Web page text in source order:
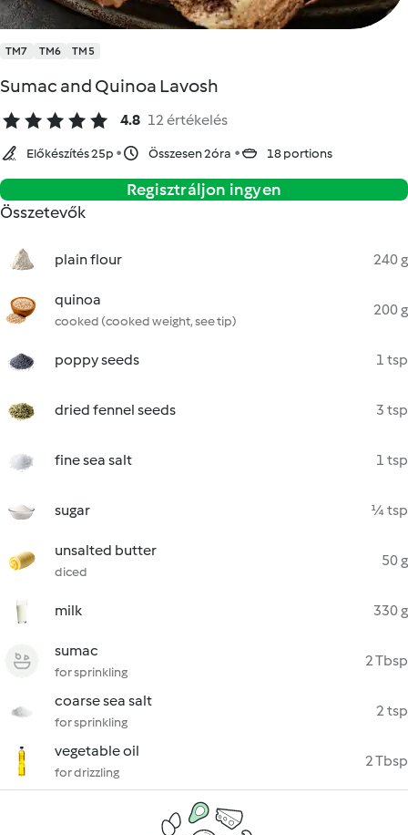
TM7 TM6 TM5
Sumac and Quinoa Lavosh
4.8 12 értékelés
Előkészítés 25p Összesen 2óra 18 portions
Regisztráljon ingyen
Összetevők
plain flour 240 g
quinoa
cooked (cooked weight, see tip)
200 g
poppy seeds 1 tsp
dried fennel seeds 3 tsp
fine sea salt 1 tsp
sugar ¼ tsp
unsalted butter
diced
50 g
milk 330 g
sumac
for sprinkling
2 Tbsp
coarse sea salt
for sprinkling
2 tsp
vegetable oil
for drizzling
2 Tbsp